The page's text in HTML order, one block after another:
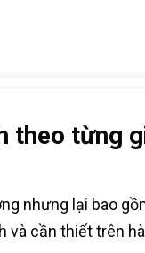
theo từng
nhưng lại bao
và cần thiết trên